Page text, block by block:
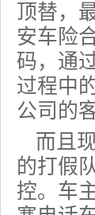
顶替，
安车险
码，通
过程中
公司的
而且
的打假
控。车